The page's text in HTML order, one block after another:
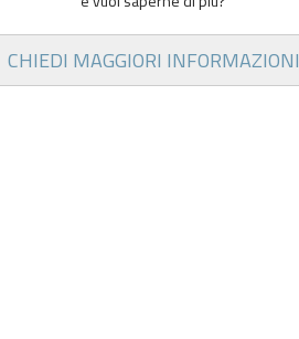
CHIEDI MAGGIORI INFORMAZIONI